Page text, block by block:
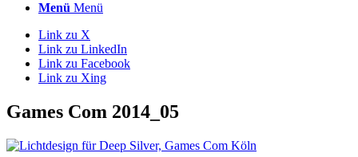
Menü Menü
Link zu X
Link zu LinkedIn
Link zu Facebook
Link zu Xing
Games Com 2014_05